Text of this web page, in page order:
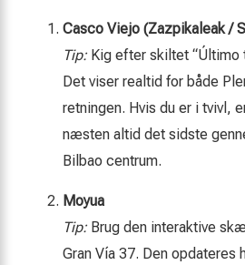
Casco Viejo (Zazpikaleak /
Tip: Kig efter skiltet “Último
Det viser realtid for både
retningen. Hvis du er i tvivl,
næsten altid det sidste
Bilbao centrum.
Moyua
Tip: Brug den interaktive
Gran Vía 37. Den opdateres